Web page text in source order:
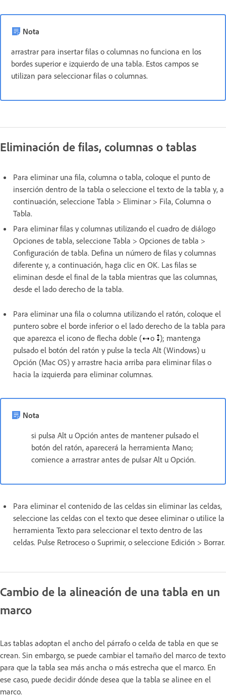
Nota
arrastrar para insertar filas o columnas no funciona en los
bordes superior e izquierdo de una tabla. Estos campos se
utilizan para seleccionar filas o columnas.
Eliminación de filas, columnas o tablas
Para eliminar una fila, columna o tabla, coloque el punto de
inserción dentro de la tabla o seleccione el texto de la tabla y, a
continuación, seleccione Tabla > Eliminar > Fila, Columna o
Tabla.
Para eliminar filas y columnas utilizando el cuadro de diálogo
Opciones de tabla, seleccione Tabla > Opciones de tabla >
Configuración de tabla. Defina un número de filas y columnas
diferente y, a continuación, haga clic en OK. Las filas se
eliminan desde el final de la tabla mientras que las columnas,
desde el lado derecho de la tabla.
Para eliminar una fila o columna utilizando el ratón, coloque el
puntero sobre el borde inferior o el lado derecho de la tabla para
que aparezca el icono de flecha doble (
o ); mantenga
pulsado el botón del ratón y pulse la tecla Alt (Windows) u
Opción (Mac OS) y arrastre hacia arriba para eliminar filas o
hacia la izquierda para eliminar columnas.
Nota
si pulsa Alt u Opción antes de mantener pulsado el
botón del ratón, aparecerá la herramienta Mano;
comience a arrastrar antes de pulsar Alt u Opción.
Para eliminar el contenido de las celdas sin eliminar las celdas,
seleccione las celdas con el texto que desee eliminar o utilice la
herramienta Texto para seleccionar el texto dentro de las
celdas. Pulse Retroceso o Suprimir, o seleccione Edición > Borrar.
Cambio de la alineación de una tabla en un
marco
Las tablas adoptan el ancho del párrafo o celda de tabla en que se
crean. Sin embargo, se puede cambiar el tamaño del marco de texto
para que la tabla sea más ancha o más estrecha que el marco. En
ese caso, puede decidir dónde desea que la tabla se alinee en el
marco.